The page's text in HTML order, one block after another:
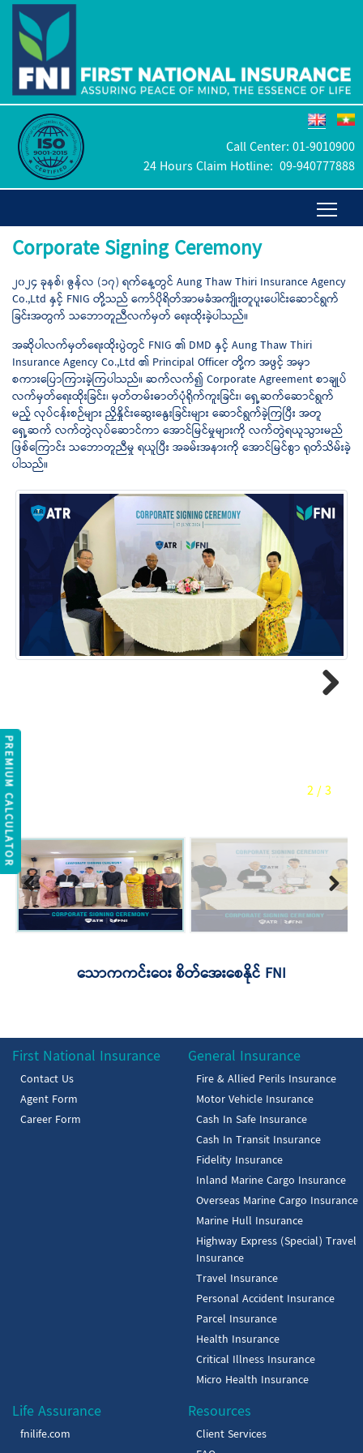
Call Center:01-9010900
24 Hours Claim Hotline: 09-940777888
Corporate Signing Ceremony
၂၀၂၄ ခုနစ်၊ ဇွန်လ (၁၇) ရက်နေ့တွင် Aung Thaw Thiri Insurance Agency
Co.,Ltd နှင့် FNIG တို့သည် ကော်ပိုရိတ်အာမခံအကျိုးတူပူးပေါင်းဆောင်ရွက်
ခြင်းအတွက် သဘောတူညီလက်မှတ် ရေးထိုးခဲ့ပါသည်။
အဆိုပါလက်မှတ်ရေးထိုးပွဲတွင် FNIG ၏ DMD နှင့် Aung Thaw Thiri
Insurance Agency Co.,Ltd ၏ Principal Officer တို့က အဖွင့် အမှာ
စကားပြောကြားခဲ့ကြပါသည်။ ဆက်လက်၍ Corporate Agreement စာချုပ်
လက်မှတ်‌ရေးထိုးခြင်း၊ မှတ်တမ်းဓာတ်ပုံရိုက်ကူးခြင်း၊ ရှေ့ဆက်ဆောင်ရွက်
မည့် လုပ်ငန်းစဉ်များ ညှိနှိုင်းဆွေးနွေးခြင်းများ ဆောင်ရွက်ခဲ့ကြပြီး အတူ
ရှေ့ဆက် လက်တွဲလုပ်ဆောင်ကာ အောင်မြင်မှုများကို လက်တွဲရယူသွားမည်
ဖြစ်ကြောင်း သဘောတူညီမှု ရယူပြီး အခမ်းအနားကို အောင်မြင်စွာ ရုတ်သိမ်းခဲ့
ပါသည်။
2/3
Previous Next
သောကကင်းဝေး စိတ်အေးစေနိုင် FNI
First National Insurance
Contact Us
Agent Form
Career Form
General Insurance
Fire & Allied Perils Insurance
Motor Vehicle Insurance
Cash In Safe Insurance
Cash In Transit Insurance
Fidelity Insurance
Inland Marine Cargo Insurance
Overseas Marine Cargo Insurance
Marine Hull Insurance
Highway Express (Special) Travel
Insurance
Travel Insurance
Personal Accident Insurance
Parcel Insurance
Health Insurance
Critical Illness Insurance
Micro Health Insurance
Life Assurance
fnilife.com
Resources
Client Services